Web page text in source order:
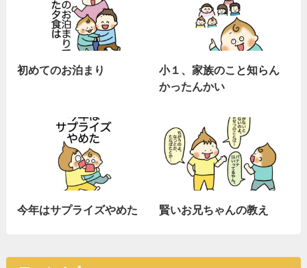
初めてのお泊まり
小１、家族のこと知らん
かったんかい
今年はサプライズやめた 賢いお兄ちゃんの教え